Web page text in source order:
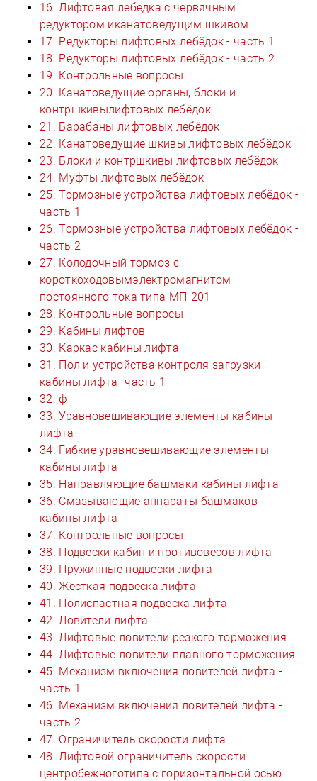
16. Лифтовая лебедка с червячным
редуктором иканатоведущим шкивом.
17. Редукторы лифтовых лебёдок - часть 1
18. Редукторы лифтовых лебёдок - часть 2
19. Контрольные вопросы
20. Канатоведущие органы, блоки и
контршкивылифтовых лебёдок
21. Барабаны лифтовых лебёдок
22. Канатоведущие шкивы лифтовых лебёдок
23. Блоки и контршкивы лифтовых лебёдок
24. Муфты лифтовых лебёдок
25. Тормозные устройства лифтовых лебёдок -
часть 1
26. Тормозные устройства лифтовых лебёдок -
часть 2
27. Колодочный тормоз с
короткоходовымэлектромагнитом
постоянного тока типа МП-201
28. Контрольные вопросы
29. Кабины лифтов
30. Каркас кабины лифта
31. Пол и устройства контроля загрузки
кабины лифта- часть 1
32. ф
33. Уравновешивающие элементы кабины
лифта
34. Гибкие уравновешивающие элементы
кабины лифта
35. Направляющие башмаки кабины лифта
36. Смазывающие аппараты башмаков
кабины лифта
37. Контрольные вопросы
38. Подвески кабин и противовесов лифта
39. Пружинные подвески лифта
40. Жесткая подвеска лифта
41. Полиспастная подвеска лифта
42. Ловители лифта
43. Лифтовые ловители резкого торможения
44. Лифтовые ловители плавного торможения
45. Механизм включения ловителей лифта -
часть 1
46. Механизм включения ловителей лифта -
часть 2
47. Ограничитель скорости лифта
48. Лифтовой ограничитель скорости
центробежноготипа с горизонтальной осью